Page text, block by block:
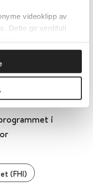
videoklipp av
Dette gir verdifull
for
2023
i
(FHI)